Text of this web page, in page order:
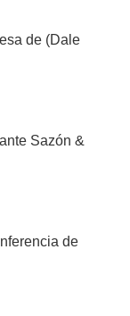
de (Dale
Sazón &
de